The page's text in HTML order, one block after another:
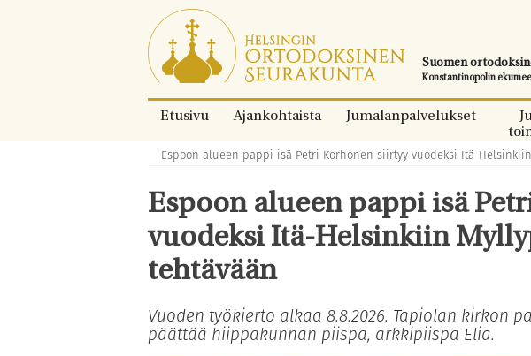
Siirry
suoraan
sisältöön.
Suomen
Konstantinopolin
Etusivu Ajankohtaista Jumalanpalvelukset
Murupolku:
Espoon alueen pappi isä Petri Korhonen siirtyy vuodeksi Itä-
Espoon alueen pappi isä
vuodeksi Itä-Helsinkiin
tehtävään
Vuoden työkierto alkaa 8.8.2026. Tapiolan kirkon
päättää hiippakunnan piispa, arkkipiispa Elia.